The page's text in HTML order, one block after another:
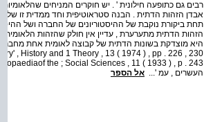
רבים גם כתופעה חילונית ' . יש חוקרים המניחים
אבדן הזהות הדתית . הבנה סטראוטיפית וחד ממדית זו של
תחת ביקורת נוקבת של ההיסטוריונים של החברה ושל
הזהות הדתית מתערערת , עדיין אין חולק שהזהות
, History and 1 Theory , 13 ( 1974 ) , pp . 226 , 230
העשרים , עמ '... אל הספר